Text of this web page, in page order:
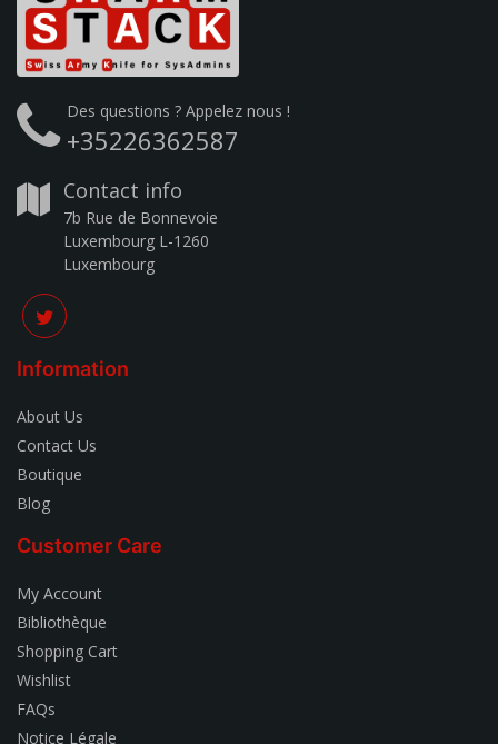
Des questions ? Appelez nous !
+35226362587
Contact info
7b Rue de Bonnevoie
Luxembourg L-1260
Luxembourg
Information
About Us
Contact Us
Boutique
Blog
Customer Care
My Account
Bibliothèque
Shopping Cart
Wishlist
FAQs
Notice Légale